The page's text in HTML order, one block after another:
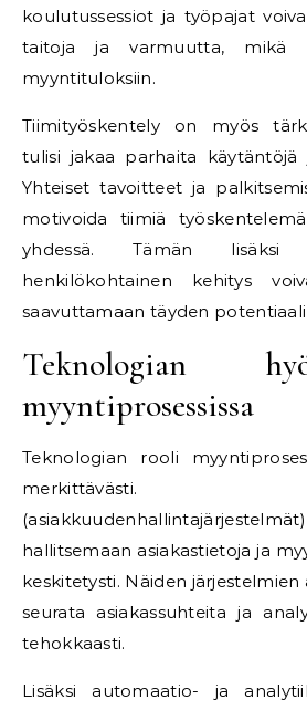
koulutussessiot ja työpajat
taitoja ja varmuutta, mikä
myyntituloksiin.
Tiimityöskentely on myös
tulisi jakaa parhaita
Yhteiset tavoitteet ja
motivoida tiimiä
yhdessä. Tämän
henkilökohtainen kehitys
saavuttamaan täyden
Teknologian
myyntiprosessissa
Teknologian rooli
merkittävästi.
hallitsemaan asiakastietoja ja
keskitetysti. Näiden
seurata asiakassuhteita ja
tehokkaasti.
Lisäksi automaatio- ja